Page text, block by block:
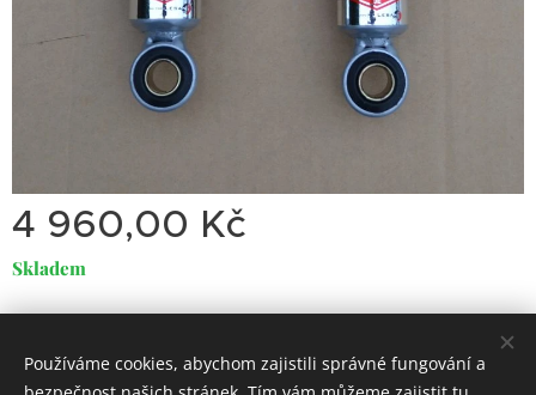
4 960,00 Kč
Skladem
DirtyMotorcycleGarage
Používáme cookies, abychom zajistili správné fungování a